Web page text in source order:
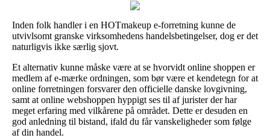
Inden folk handler i en HOTmakeup e-forretning kunne de
utvivlsomt granske virksomhedens handelsbetingelser, dog er det
naturligvis ikke særlig sjovt.
Et alternativ kunne måske være at se hvorvidt online shoppen er
medlem af e-mærke ordningen, som bør være et kendetegn for at
online forretningen forsvarer den officielle danske lovgivning,
samt at online webshoppen hyppigt ses til af jurister der har
meget erfaring med vilkårene på området. Dette er desuden en
god anledning til bistand, ifald du får vanskeligheder som følge
af din handel.